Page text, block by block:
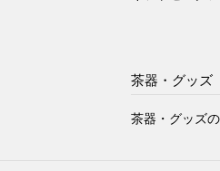
茶器・グッズ
茶器・グッズ